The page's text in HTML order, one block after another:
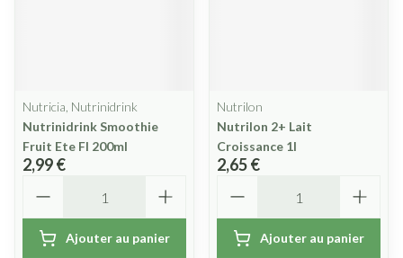
Nutricia, Nutrinidrink
Nutrinidrink Smoothie
Fruit Ete Fl 200ml
2,99 €
Ajouter au panier
Nutrilon
Nutrilon 2+ Lait
Croissance 1l
2,65 €
Ajouter au panier